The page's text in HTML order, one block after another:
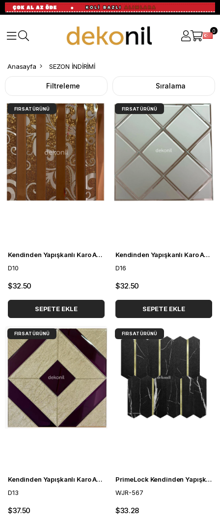
0
Anasayfa SEZON İNDİRİMİ
Filtreleme Sıralama
Kendinden Yapışkanlı Karo Ayna Çizgili Bronz Kahve 30*30 cm
D10
$32.50
SEPETE EKLE
FIRSAT ÜRÜNÜ
Kendinden Yapışkanlı Karo Ayna İnce Baklava Gümüş 30*30 cm
D16
$32.50
SEPETE EKLE
FIRSAT ÜRÜNÜ
Kendinden Yapışkanlı Karo Ayna Mixture Bej Mor 30*30 cm
D13
$37.50
FIRSAT ÜRÜNÜ
PrimeLock Kendinden Yapışkanlı Mozaik Karo Mermer Siyah Gold 27*27 cm (10 Adet)
WJR-567
$33.28
FIRSAT ÜRÜNÜ
SEZON
İNDİRİMİ